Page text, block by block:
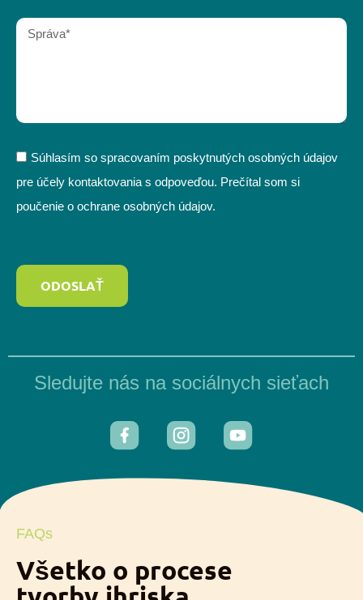
Súhlasím so spracovaním poskytnutých osobných údajov
pre účely kontaktovania s odpoveďou. Prečítal som si
poučenie o ochrane osobných údajov.
ODOSLAŤ
Sledujte nás na sociálnych sieťach
FAQs
Všetko o procese